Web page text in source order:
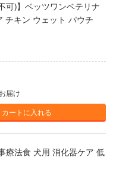
可)】ベッツワンベテリナ
チキン ウェット パウチ
届け
カートに入れる
療法食 犬用 消化器ケア 低